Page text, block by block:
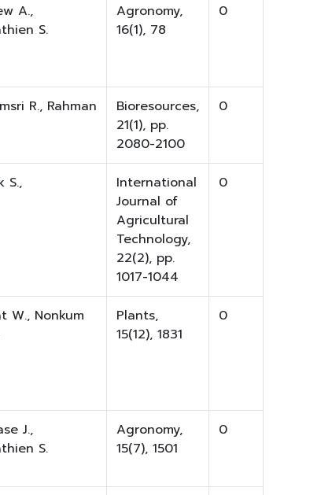
A.,
S.
Agronomy,
16(1), 78
0
R., Rahman
Bioresources,
21(1), pp.
2080-2100
0
S.,
International
Journal of
Agricultural
Technology,
22(2), pp.
1017-1044
0
W., Nonkum
Plants,
15(12), 1831
0
J.,
S.
Agronomy,
15(7), 1501
0